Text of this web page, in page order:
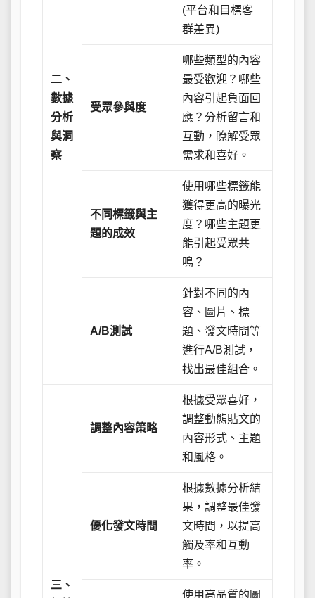
二、
數據
分析
與洞
察
(平台和目標客
群差異)
受眾參與度
哪些類型的內容
最受歡迎？哪些
內容引起負面回
應？分析留言和
互動，瞭解受眾
需求和喜好。
不同標籤與主
題的成效
使用哪些標籤能
獲得更高的曝光
度？哪些主題更
能引起受眾共
鳴？
A/B測試
針對不同的內
容、圖片、標
題、發文時間等
進行A/B測試，
找出最佳組合。
三、
調整內容策略
根據受眾喜好，
調整動態貼文的
內容形式、主題
和風格。
優化發文時間
根據數據分析結
果，調整最佳發
文時間，以提高
觸及率和互動
率。
使用高品質的圖